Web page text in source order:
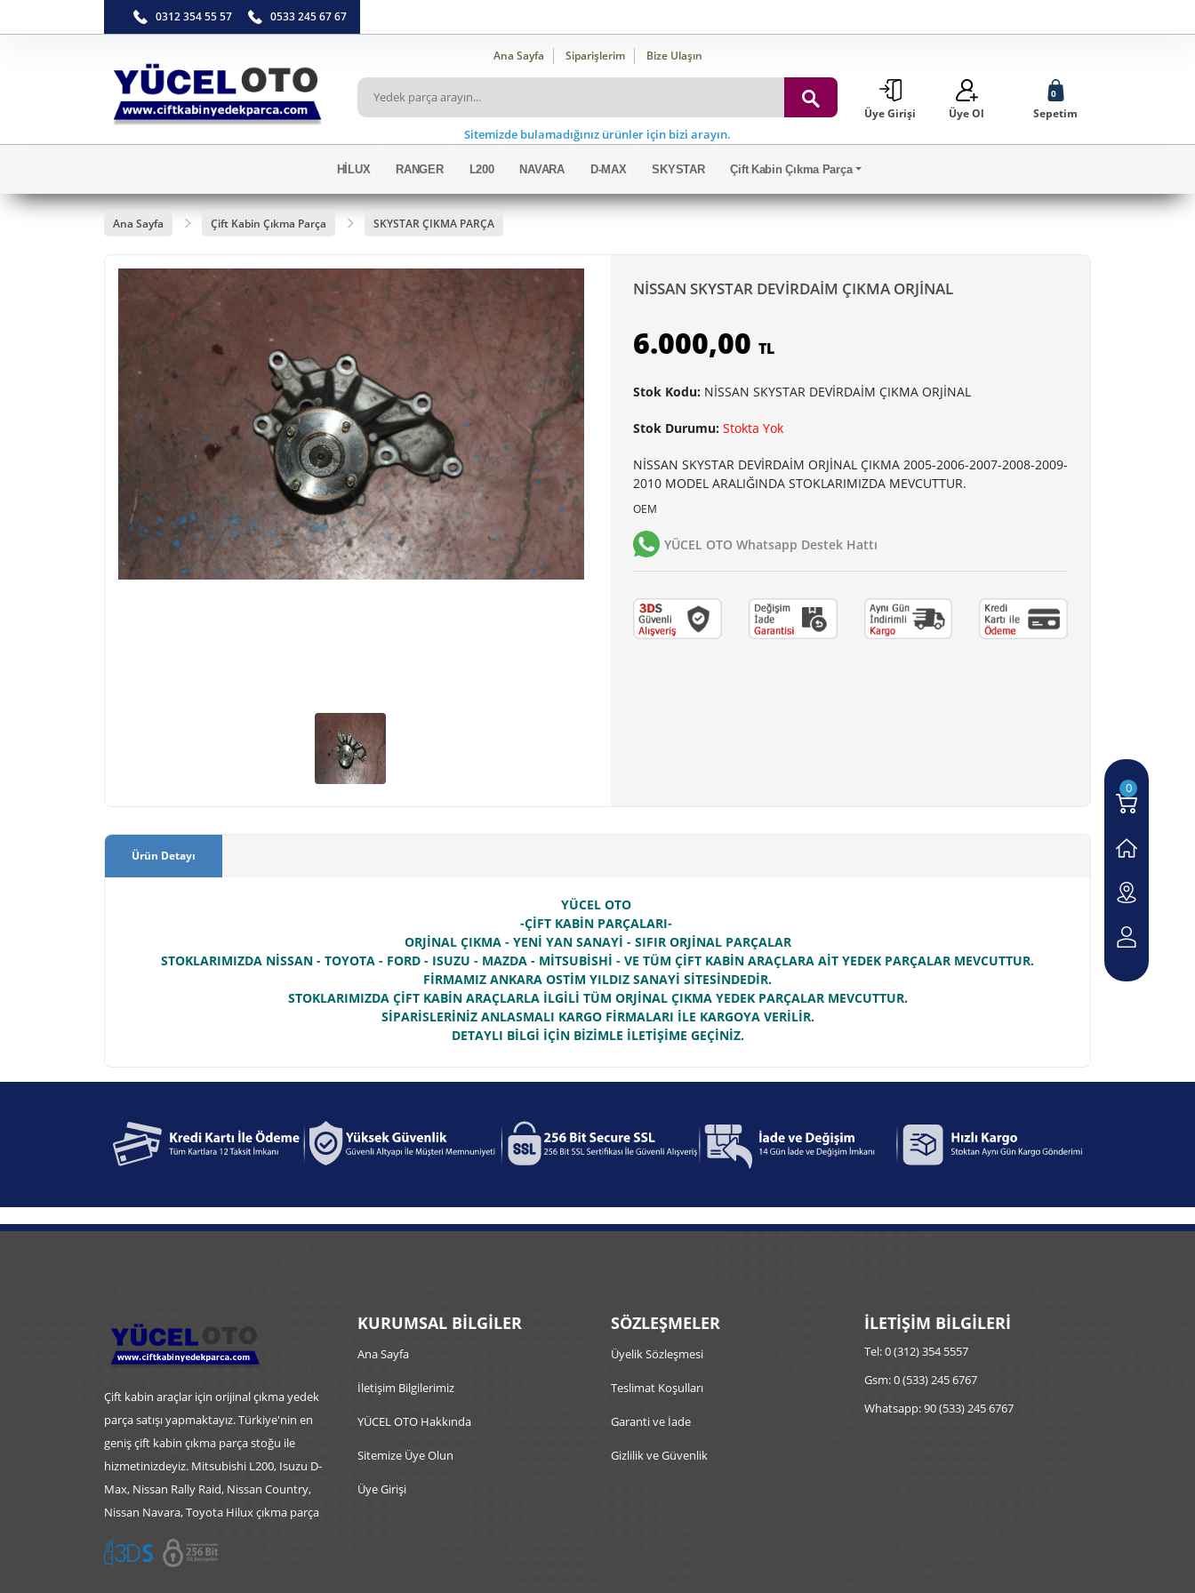
0312 354 55 57 0533 245 67 67
Ana Sayfa Siparişlerim Bize Ulaşın
Sitemizde bulamadığınız ürünler için bizi arayın.
Üye Girişi Üye Ol
0
Sepetim
HİLUX RANGER L200 NAVARA D-MAX SKYSTAR Çift Kabin Çıkma Parça
Ana Sayfa Çift Kabin Çıkma Parça SKYSTAR ÇIKMA PARÇA
NİSSAN SKYSTAR DEVİRDAİM ÇIKMA ORJİNAL
6.000,00 TL
Stok Kodu: NİSSAN SKYSTAR DEVİRDAİM ÇIKMA ORJİNAL
Stok Durumu: Stokta Yok
NİSSAN SKYSTAR DEVİRDAİM ORJİNAL ÇIKMA 2005-2006-2007-2008-2009-
2010 MODEL ARALIĞINDA STOKLARIMIZDA MEVCUTTUR.
OEM
YÜCEL OTO Whatsapp Destek Hattı
Ürün Detayı
YÜCEL OTO
-ÇİFT KABİN PARÇALARI-
ORJİNAL ÇIKMA - YENİ YAN SANAYİ - SIFIR ORJİNAL PARÇALAR
STOKLARIMIZDA NİSSAN - TOYOTA - FORD - ISUZU - MAZDA - MİTSUBİSHİ - VE TÜM ÇİFT KABİN ARAÇLARA AİT YEDEK PARÇALAR MEVCUTTUR.
FİRMAMIZ ANKARA OSTİM YILDIZ SANAYİ SİTESİNDEDİR.
STOKLARIMIZDA ÇİFT KABİN ARAÇLARLA İLGİLİ TÜM ORJİNAL ÇIKMA YEDEK PARÇALAR MEVCUTTUR.
SİPARİSLERİNİZ ANLASMALI KARGO FİRMALARI İLE KARGOYA VERİLİR.
DETAYLI BİLGİ İÇİN BİZİMLE İLETİŞİME GEÇİNİZ.
0
Çift kabin araçlar için orijinal çıkma yedek
parça satışı yapmaktayız. Türkiye'nin en
geniş çift kabin çıkma parça stoğu ile
hizmetinizdeyiz. Mitsubishi L200, Isuzu D-
Max, Nissan Rally Raid, Nissan Country,
Nissan Navara, Toyota Hilux çıkma parça
KURUMSAL BİLGİLER
Ana Sayfa
İletişim Bilgilerimiz
YÜCEL OTO Hakkında
Sitemize Üye Olun
Üye Girişi
SÖZLEŞMELER
Üyelik Sözleşmesi
Teslimat Koşulları
Garanti ve İade
Gizlilik ve Güvenlik
İLETİŞİM BİLGİLERİ
Tel: 0 (312) 354 5557
Gsm: 0 (533) 245 6767
Whatsapp: 90 (533) 245 6767